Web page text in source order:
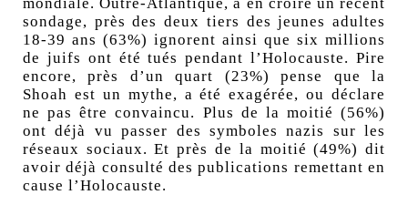
mondiale. Outre-Atlantique, à en croire un récent
sondage, près des deux tiers des jeunes adultes
18-39 ans (63%) ignorent ainsi que six millions
de juifs ont été tués pendant l’Holocauste. Pire
encore, près d’un quart (23%) pense que la
Shoah est un mythe, a été exagérée, ou déclare
ne pas être convaincu. Plus de la moitié (56%)
ont déjà vu passer des symboles nazis sur les
réseaux sociaux. Et près de la moitié (49%) dit
avoir déjà consulté des publications remettant en
cause l’Holocauste.